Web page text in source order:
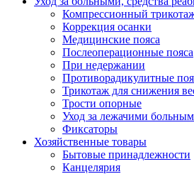
Компрессионный
Коррекция осанки
Медицинские пояса
Послеоперационные пояса
При недержании
Противорадикулитные
Трикотаж для снижения
Трости опорные
Уход за лежачими
Фиксаторы
Хозяйственные товары
Бытовые принадлежности
Канцелярия